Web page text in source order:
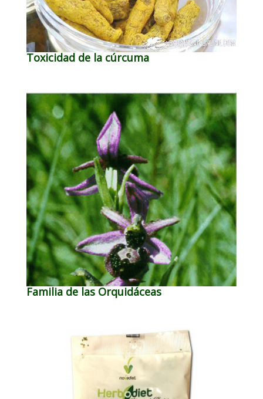
Toxicidad de la cúrcuma
Familia de las Orquidáceas